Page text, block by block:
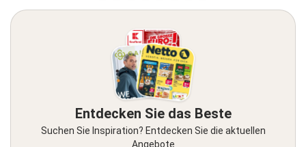
Entdecken Sie das Beste
Suchen Sie Inspiration? Entdecken Sie die aktuellen
Angebote